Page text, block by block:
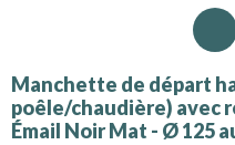
Manchette de départ
poêle/chaudière) avec
Émail Noir Mat - Ø 125